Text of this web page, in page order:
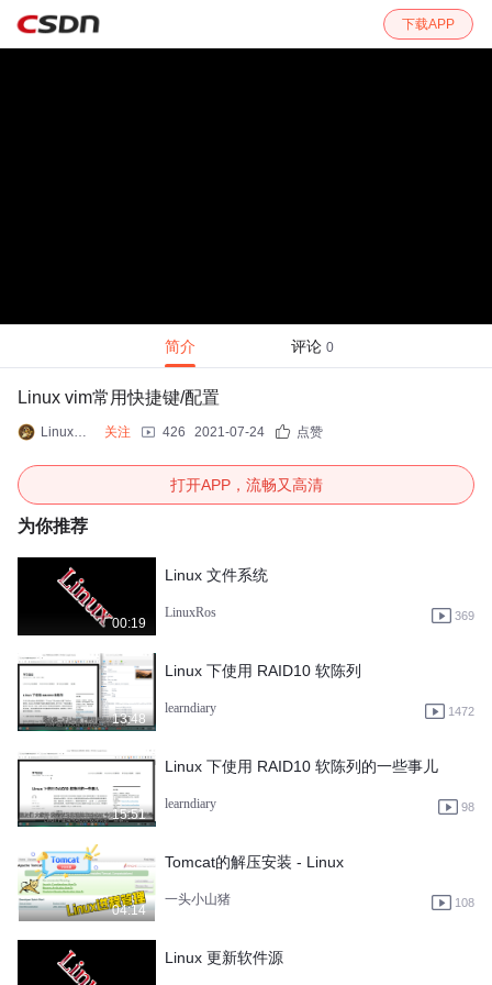
下载APP
简介 评论 0
Linux vim常用快捷键/配置
LinuxRos 关注 426 2021-07-24 点赞
打开APP，流畅又高清
为你推荐
00:19
Linux 文件系统
LinuxRos 369
13:48
Linux 下使用 RAID10 软陈列
learndiary 1472
15:51
Linux 下使用 RAID10 软陈列的一些事儿
learndiary 98
04:14
Tomcat的解压安装 - Linux
一头小山猪 108
Linux 更新软件源